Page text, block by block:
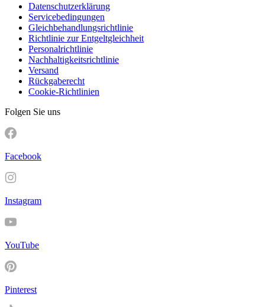
Datenschutzerklärung
Servicebedingungen
Gleichbehandlungsrichtlinie
Richtlinie zur Entgeltgleichheit
Personalrichtlinie
Nachhaltigkeitsrichtlinie
Versand
Rückgaberecht
Cookie-Richtlinien
Folgen Sie uns
Facebook
Instagram
YouTube
Pinterest